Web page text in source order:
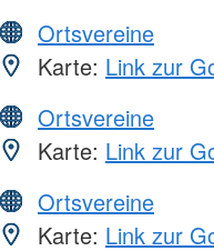
Ortsvereine
Karte: Link zur
Ortsvereine
Karte: Link zur
Ortsvereine
Karte: Link zur